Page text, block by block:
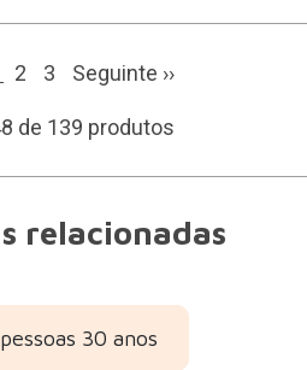
2 3 Seguinte ››
de 139 produtos
relacionadas
30 anos